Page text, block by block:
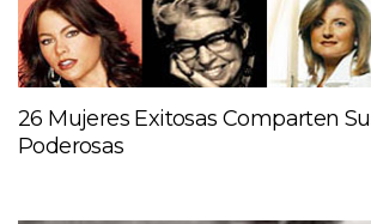
26 Mujeres Exitosas Comparten
Poderosas